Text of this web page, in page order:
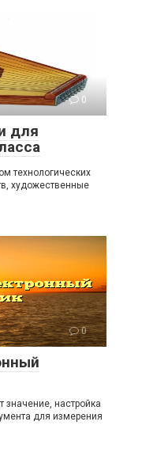
0
для
технологических
художественные
0
настройка
для измерения